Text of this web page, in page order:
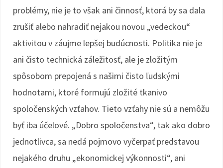
problémy, nie je to však ani činnosť, ktorá by sa dala
zrušiť alebo nahradiť nejakou novou „vedeckou“
aktivitou v záujme lepšej budúcnosti. Politika nie je
ani čisto technická záležitosť, ale je zložitým
spôsobom prepojená s našimi čisto ľudskými
hodnotami, ktoré formujú zložité tkanivo
spoločenských vzťahov. Tieto vzťahy nie sú a nemôžu
byť iba účelové. „Dobro spoločenstva“, tak ako dobro
jednotlivca, sa nedá pojmovo vyčerpať predstavou
nejakého druhu „ekonomickej výkonnosti“, ani